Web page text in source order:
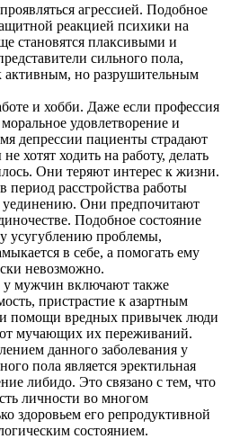
агрессией. Подобное
реакцией психики на
становятся плаксивыми и
сильного пола,
активным, но разрушительным
и хобби. Даже если профессия
удовлетворение и
депрессии пациенты страдают
хотят ходить на работу, делать
Они теряют интерес к жизни.
период расстройства работы
уединению. Они предпочитают
Подобное состояние
усугублению проблемы,
в себе, а помогать ему
невозможно.
у мужчин включают также
пристрастие к азартным
помощи вредных привычек люди
мучающих их переживаний.
данного заболевания у
пола является эректильная
либидо. Это связано с тем, что
личности во многом
здоровьем его репродуктивной
состоянием.